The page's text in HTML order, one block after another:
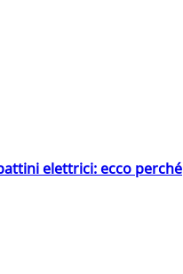
elettrici: ecco perché